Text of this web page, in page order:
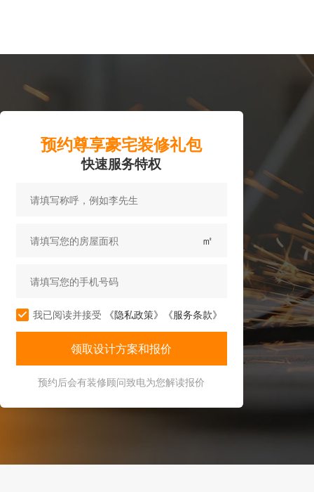
预约尊享豪宅装修礼包
快速服务特权
㎡
我已阅读并接受 《隐私政策》 《服务条款》
预约后会有装修顾问致电为您解读报价